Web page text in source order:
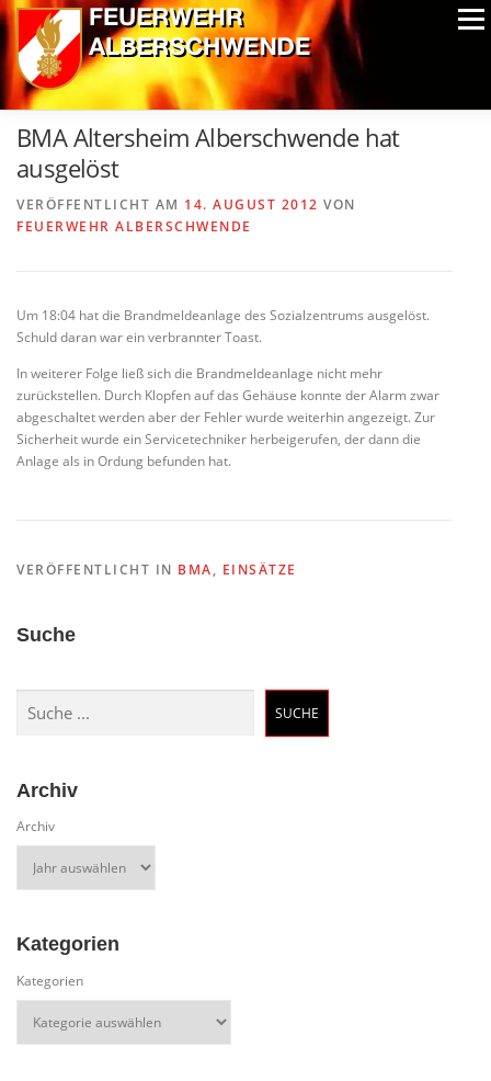
Zum
Inhalt
springen
Menü
ALPIN-NASSWETTBEWERB MITGLIEDER
AUSRÜSTUNG CHRONIK EXTRAS
BMA Altersheim Alberschwende hat
ausgelöst
VERÖFFENTLICHT AM 14. AUGUST 2012 VON
FEUERWEHR ALBERSCHWENDE
Um 18:04 hat die Brandmeldeanlage des Sozialzentrums ausgelöst.
Schuld daran war ein verbrannter Toast.
In weiterer Folge ließ sich die Brandmeldeanlage nicht mehr
zurückstellen. Durch Klopfen auf das Gehäuse konnte der Alarm zwar
abgeschaltet werden aber der Fehler wurde weiterhin angezeigt. Zur
Sicherheit wurde ein Servicetechniker herbeigerufen, der dann die
Anlage als in Ordung befunden hat.
VERÖFFENTLICHT IN BMA, EINSÄTZE
Suche
SUCHE
Archiv
Archiv
Kategorien
Kategorien